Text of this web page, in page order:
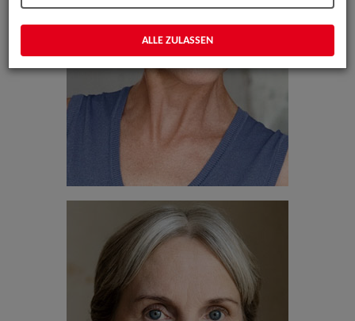
ALLE ZULASSEN